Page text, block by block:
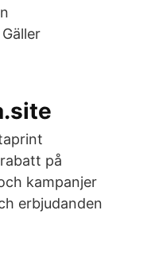
på
kampanjer
erbjudanden